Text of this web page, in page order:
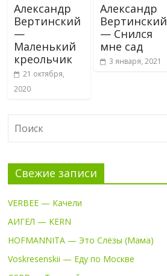
Александр
Вертинский
—
Маленький
креольчик
21 октября,
2020
Александр
Вертинский
— Снился
мне сад
3 января, 2021
Свежие записи
VERBEE — Качели
АИГЕЛ — KERN
HOFMANNITA — Это Слёзы (Мама)
Voskresenskii — Еду по Москве